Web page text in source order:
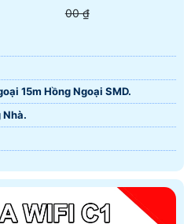
00 ₫
15m Hồng Ngoại SMD.
Nhà.